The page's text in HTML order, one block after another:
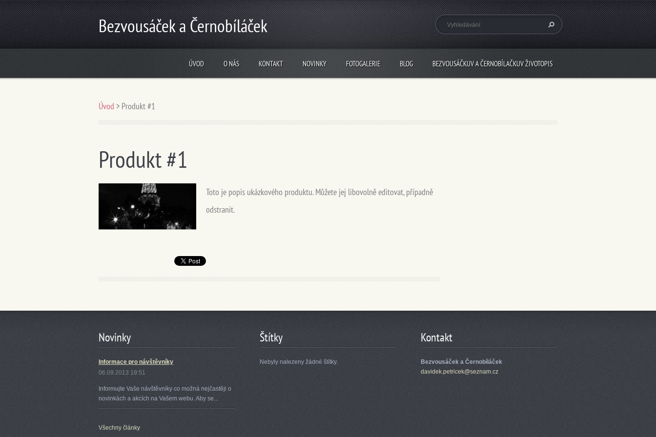
Bezvousáček a Černobíláček
ÚVOD O NÁS KONTAKT NOVINKY FOTOGALERIE BLOG BEZVOUSÁČKUV A ČERNOBÍLAČKUV ŽIVOTOPIS
Úvod > Produkt #1
Produkt #1
Toto je popis ukázkového produktu. Můžete jej libovolně editovat, případně
odstranit.
Novinky
Informace pro návštěvníky
06.09.2013 19:51
Informujte Vaše návštěvníky co možná nejčastěji o
novinkách a akcích na Vašem webu. Aby se...
Všechny články
Štítky
Nebyly nalezeny žádné štítky.
Kontakt
Bezvousáček a Černobíláček
davidek.petricek@seznam.cz